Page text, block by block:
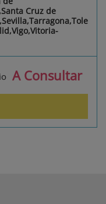
Cruz de
A Consultar